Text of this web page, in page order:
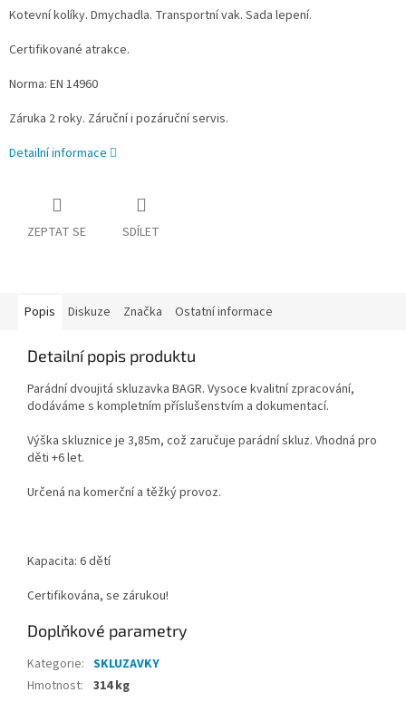
Kotevní kolíky. Dmychadla. Transportní vak. Sada lepení.
Certifikované atrakce.
Norma: EN 14960
Záruka 2 roky. Záruční i pozáruční servis.
Detailní informace
ZEPTAT SE SDÍLET
Popis Diskuze Značka Ostatní informace
Detailní popis produktu
Parádní dvoujitá skluzavka BAGR. Vysoce kvalitní zpracování,
dodáváme s kompletním příslušenstvím a dokumentací.
Výška skluznice je 3,85m, což zaručuje parádní skluz. Vhodná pro
děti +6 let.
Určená na komerční a těžký provoz.
Kapacita: 6 dětí
Certifikována, se zárukou!
Doplňkové parametry
Kategorie: SKLUZAVKY
Hmotnost: 314 kg